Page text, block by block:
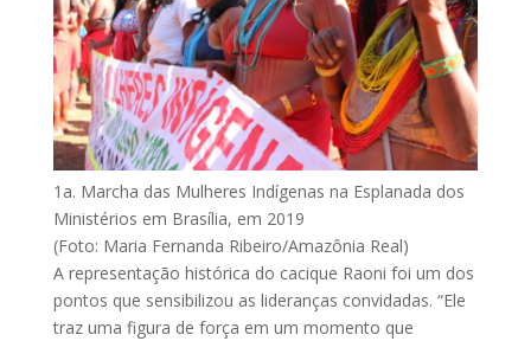
1a. Marcha das Mulheres Indígenas na Esplanada dos
Ministérios em Brasília, em 2019
(Foto: Maria Fernanda Ribeiro/Amazônia Real)
A representação histórica do cacique Raoni foi um dos
pontos que sensibilizou as lideranças convidadas. “Ele
traz uma figura de força em um momento que